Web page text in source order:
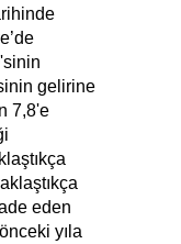
gelirine
7,8'e
eden
yıla